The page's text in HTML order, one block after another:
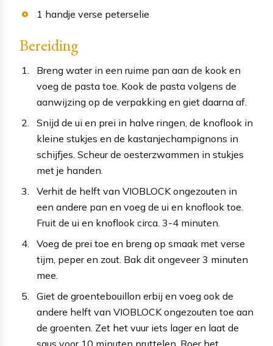
1 handje verse peterselie
Bereiding
Breng water in een ruime pan aan de kook en
voeg de pasta toe. Kook de pasta volgens de
aanwijzing op de verpakking en giet daarna af.
Snijd de ui en prei in halve ringen, de knoflook in
kleine stukjes en de kastanjechampignons in
schijfjes. Scheur de oesterzwammen in stukjes
met je handen.
Verhit de helft van VIOBLOCK ongezouten in
een andere pan en voeg de ui en knoflook toe.
Fruit de ui en knoflook circa. 3-4 minuten.
Voeg de prei toe en breng op smaak met verse
tijm, peper en zout. Bak dit ongeveer 3 minuten
mee.
Giet de groentebouillon erbij en voeg ook de
andere helft van VIOBLOCK ongezouten toe aan
de groenten. Zet het vuur iets lager en laat de
saus voor 10 minuten pruttelen. Roer het